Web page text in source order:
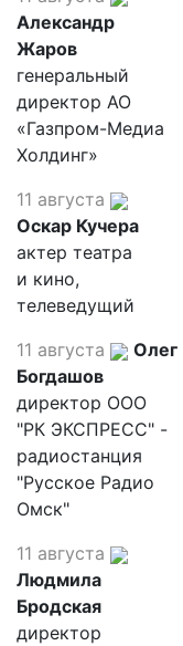
Александр
Жаров
генеральный
директор АО
«Газпром-Медиа
Холдинг»
11 августа
Оскар Кучера
актер театра
и кино,
телеведущий
11 августа
Олег
Богдашов
директор ООО
"РК ЭКСПРЕСС" -
радиостанция
"Русское Радио
Омск"
11 августа
Людмила
Бродская
директор